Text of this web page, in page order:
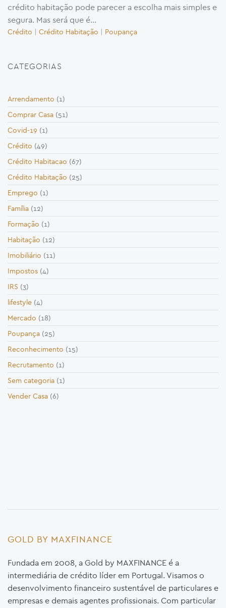
crédito habitação pode parecer a escolha mais simples e
segura. Mas será que é...
Crédito | Crédito Habitação | Poupança
CATEGORIAS
Arrendamento (1)
Comprar Casa (51)
Covid-19 (1)
Crédito (49)
Crédito Habitacao (67)
Crédito Habitação (25)
Emprego (1)
Família (12)
Formação (1)
Habitação (12)
Imobiliário (11)
Impostos (4)
IRS (3)
lifestyle (4)
Mercado (18)
Poupança (25)
Reconhecimento (15)
Recrutamento (1)
Sem categoria (1)
Vender Casa (6)
GOLD BY MAXFINANCE
Fundada em 2008, a Gold by MAXFINANCE é a
intermediária de crédito líder em Portugal. Visamos o
desenvolvimento financeiro sustentável de particulares e
empresas e demais agentes profissionais. Com particular